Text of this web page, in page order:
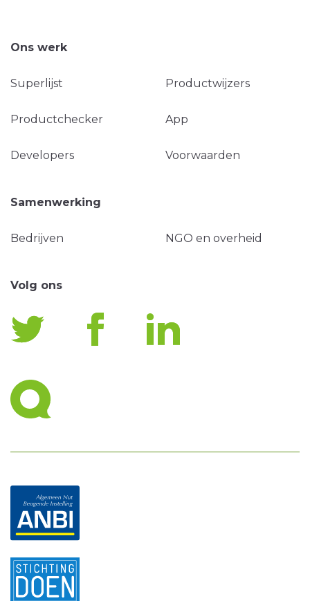
Ons werk
Superlijst Productwijzers
Productchecker App
Developers Voorwaarden
Samenwerking
Bedrijven NGO en overheid
Volg ons